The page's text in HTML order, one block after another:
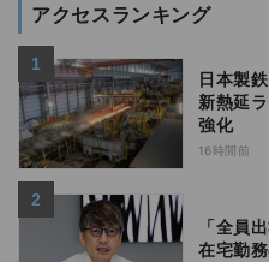
アクセスランキング
日本製
新熱延
強化
16時間前
「全員
在宅勤